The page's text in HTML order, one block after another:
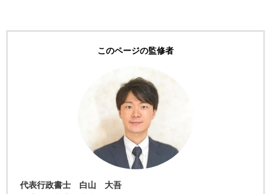
このページの監修者
代表行政書士 白山 大吾